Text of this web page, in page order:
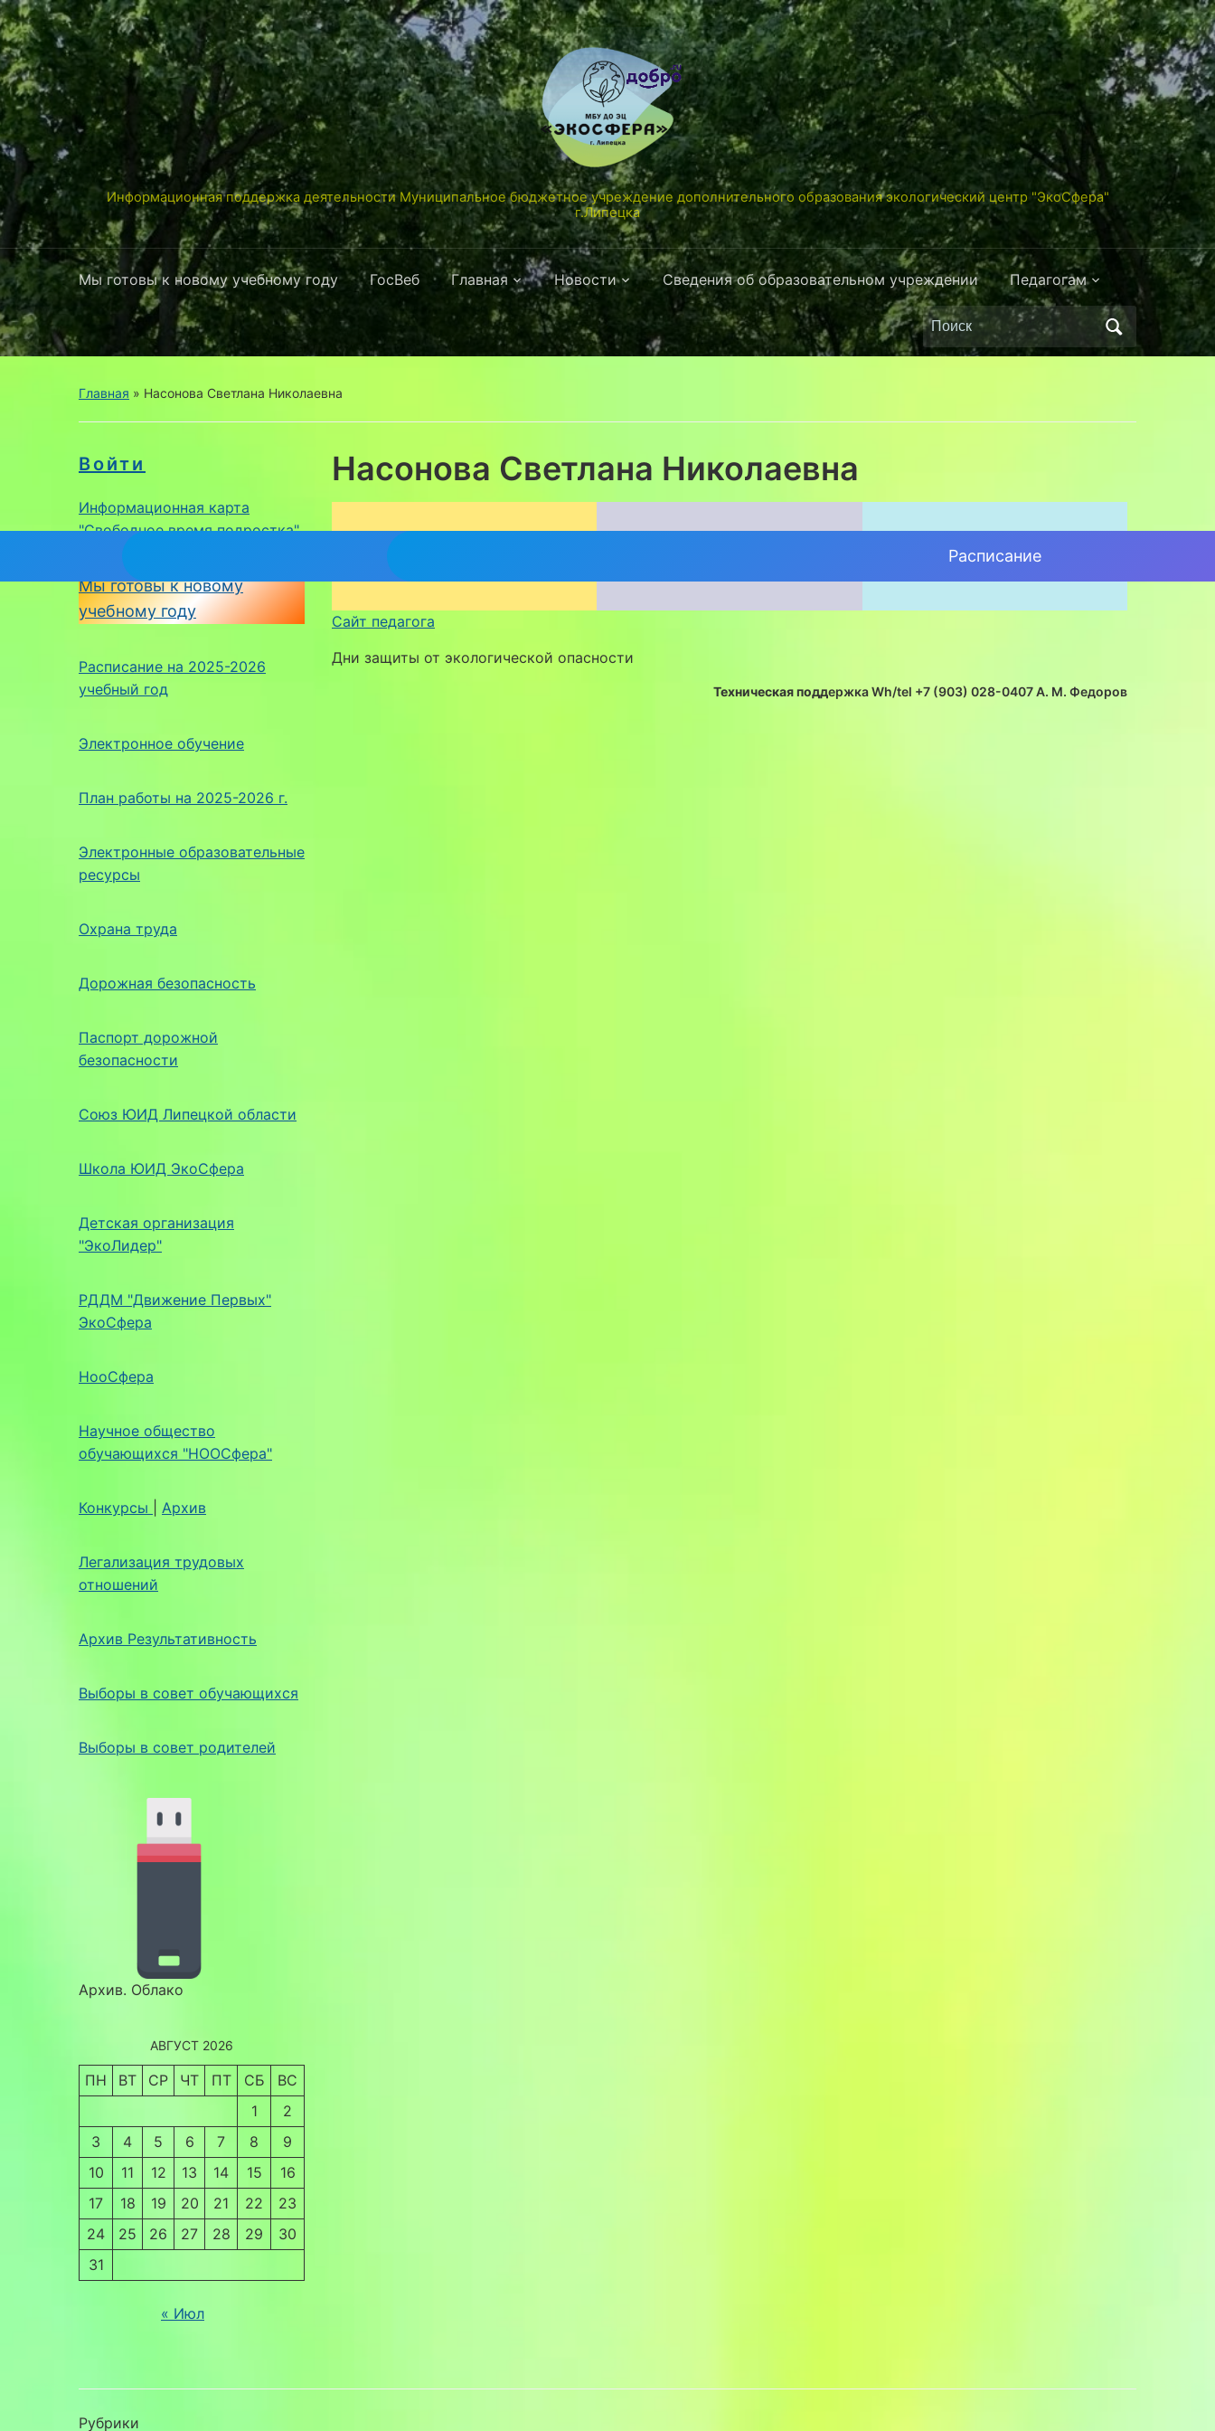
Информационная поддержка деятельности Муниципальное бюджетное учреждение дополнительного образования экологический центр "ЭкоСфера"
г.Липецка
Мы готовы к новому учебному году ГосВеб Главная Новости Сведения об образовательном учреждении Педагогам
Поиск
по:
Главная » Насонова Светлана Николаевна
Войти
Информационная карта
"Свободное время подростка"
Мы готовы к новому
учебному году
Расписание на 2025-2026
учебный год
Электронное обучение
План работы на 2025-2026 г.
Электронные образовательные
ресурсы
Охрана труда
Дорожная безопасность
Паспорт дорожной
безопасности
Союз ЮИД Липецкой области
Школа ЮИД ЭкоСфера
Детская организация
"ЭкоЛидер"
РДДМ "Движение Первых"
ЭкоСфера
НооСфера
Научное общество
обучающихся "НООСфера"
Конкурсы Архив
Легализация трудовых
отношений
Архив Результативность
Выборы в совет обучающихся
Выборы в совет родителей
Архив. Облако
АВГУСТ 2026
ПН ВТ СР ЧТ ПТ СБ
ВС
1
2
3
4 5 6 7 8
9
10
11 12 13 14 15
16
17
18 19 20 21 22
23
24
25 26 27 28 29
30
31
« Июл
Насонова Светлана Николаевна
Расписание
Сайт педагога
Дни защиты от экологической опасности
Техническая поддержка Wh/tel +7 (903) 028-0407 А. М. Федоров
Рубрики